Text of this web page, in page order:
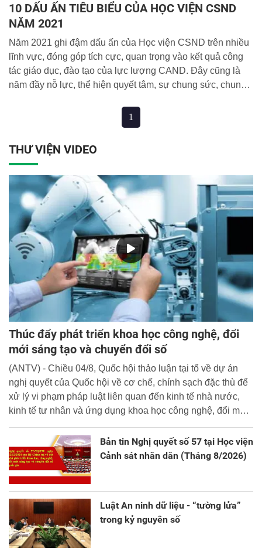
10 DẤU ẤN TIÊU BIỂU CỦA HỌC VIỆN CSND
NĂM 2021
Năm 2021 ghi đậm dấu ấn của Học viện CSND trên nhiều
lĩnh vực, đóng góp tích cực, quan trọng vào kết quả công
tác giáo dục, đào tạo của lực lượng CAND. Đây cũng là
năm đầy nỗ lực, thể hiện quyết tâm, sự chung sức, chung
học viên Học viện cùng vượt qua khó khăn trong bối cảnh
đại dịch Covid-19, hoàn thành tốt các nhiệm vụ được
Đảng, Nhà nước và Bộ Công an giao. Chào năm mới
2022, cùng nhìn lại 10 dấu ấn tiêu biểu trên các mặt công
1
THƯ VIỆN VIDEO
Thúc đẩy phát triển khoa học công nghệ, đổi
mới sáng tạo và chuyển đổi số
(ANTV) - Chiều 04/8, Quốc hội thảo luận tại tổ về dự án
nghị quyết của Quốc hội về cơ chế, chính sạch đặc thù để
xử lý vi phạm pháp luật liên quan đến kinh tế nhà nước,
kinh tế tư nhân và ứng dụng khoa học công nghệ, đổi mới
Bản tin Nghị quyết số 57 tại Học viện
Cảnh sát nhân dân (Tháng 8/2026)
Luật An ninh dữ liệu - “tường lửa”
trong kỷ nguyên số